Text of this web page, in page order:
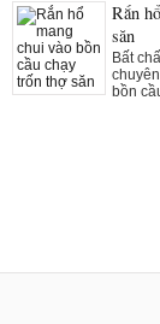
Rắn
săn
Bất
bồn